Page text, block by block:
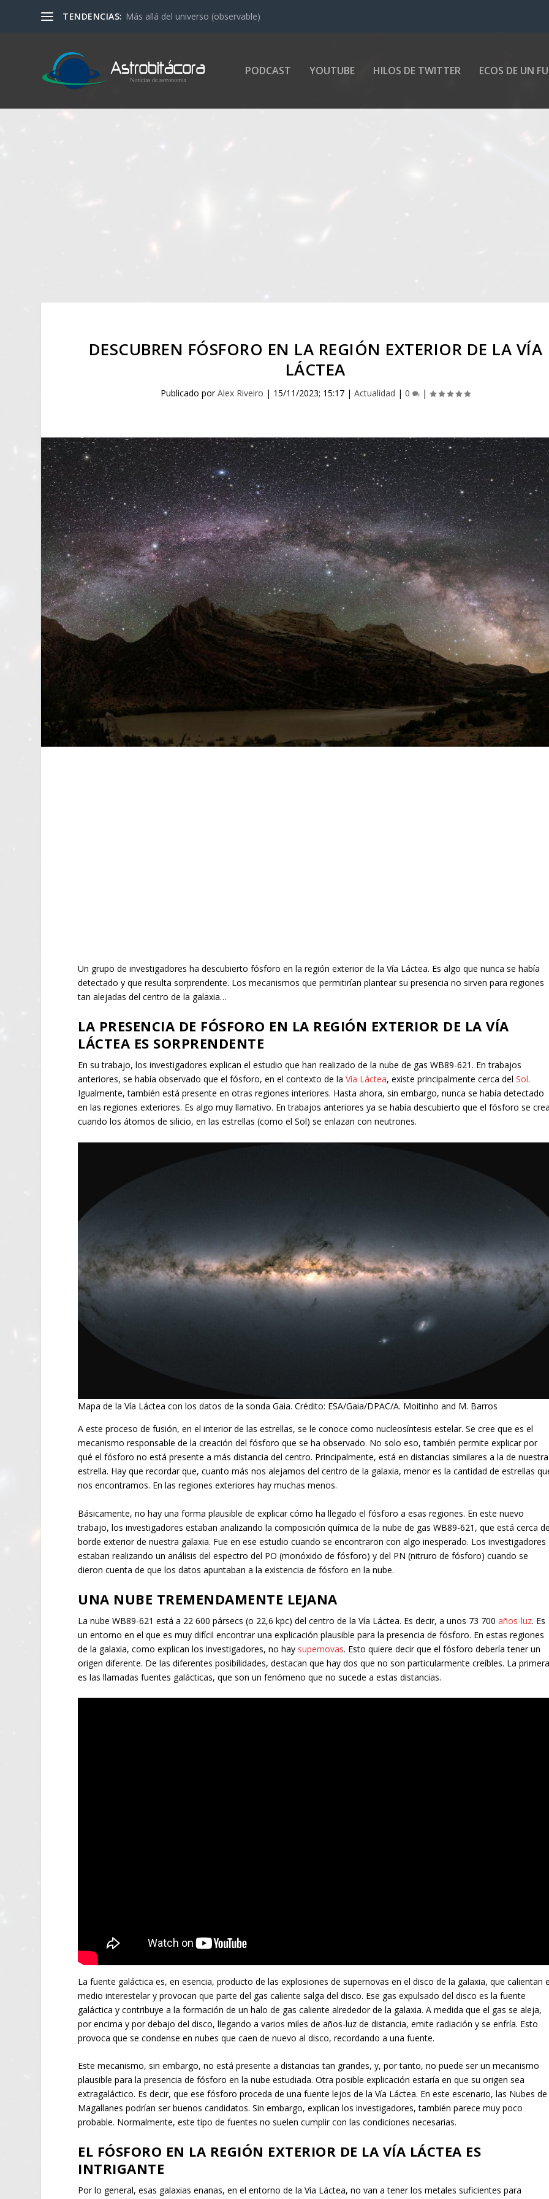
TENDENCIAS: Más allá del universo (observable)
PODCAST YOUTUBE HILOS DE TWITTER ECOS DE UN
DESCUBREN FÓSFORO EN LA REGIÓN EXTERIOR DE LA VÍA
LÁCTEA
Publicado porAlex Riveiro | 15/11/2023; 15:17 |Actualidad |0 |
Un grupo de investigadores ha descubierto fósforo en la región exterior de la Vía Láctea. Es algo que nunca se había
detectado y que resulta sorprendente. Los mecanismos que permitirían plantear su presencia no sirven para regiones
tan alejadas del centro de la galaxia…
LA PRESENCIA DE FÓSFORO EN LA REGIÓN EXTERIOR DE LA VÍA
LÁCTEA ES SORPRENDENTE
En su trabajo, los investigadores explican el estudio que han realizado de la nube de gas WB89-621. En trabajos
anteriores, se había observado que el fósforo, en el contexto de laVía Láctea, existe principalmente cerca delSol.
Igualmente, también está presente en otras regiones interiores. Hasta ahora, sin embargo, nunca se había detectado
en las regiones exteriores. Es algo muy llamativo. En trabajos anteriores ya se había descubierto que el fósforo se
cuando los átomos de silicio, en las estrellas (como el Sol) se enlazan con neutrones.
Mapa de la Vía Láctea con los datos de la sonda Gaia. Crédito: ESA/Gaia/DPAC/A. Moitinho and M. Barros
A este proceso de fusión, en el interior de las estrellas, se le conoce como nucleosíntesis estelar. Se cree que es el
mecanismo responsable de la creación del fósforo que se ha observado. No solo eso, también permite explicar por
qué el fósforo no está presente a más distancia del centro. Principalmente, está en distancias similares a la de nuestra
estrella. Hay que recordar que, cuanto más nos alejamos del centro de la galaxia, menor es la cantidad de estrellas
nos encontramos. En las regiones exteriores hay muchas menos.
Básicamente, no hay una forma plausible de explicar cómo ha llegado el fósforo a esas regiones. En este nuevo
trabajo, los investigadores estaban analizando la composición química de la nube de gas WB89-621, que está cerca
borde exterior de nuestra galaxia. Fue en ese estudio cuando se encontraron con algo inesperado. Los investigadores
estaban realizando un análisis del espectro del PO (monóxido de fósforo) y del PN (nitruro de fósforo) cuando se
dieron cuenta de que los datos apuntaban a la existencia de fósforo en la nube.
UNA NUBE TREMENDAMENTE LEJANA
La nube WB89-621 está a 22 600 pársecs (o 22,6 kpc) del centro de la Vía Láctea. Es decir, a unos 73 700años-luz. Es
un entorno en el que es muy difícil encontrar una explicación plausible para la presencia de fósforo. En estas regiones
de la galaxia, como explican los investigadores, no hay supernovas. Esto quiere decir que el fósforo debería tener un
origen diferente. De las diferentes posibilidades, destacan que hay dos que no son particularmente creíbles. La
es las llamadas fuentes galácticas, que son un fenómeno que no sucede a estas distancias.
La fuente galáctica es, en esencia, producto de las explosiones de supernovas en el disco de la galaxia, que calientan
medio interestelar y provocan que parte del gas caliente salga del disco. Ese gas expulsado del disco es la fuente
galáctica y contribuye a la formación de un halo de gas caliente alrededor de la galaxia. A medida que el gas se aleja,
por encima y por debajo del disco, llegando a varios miles de años-luz de distancia, emite radiación y se enfría. Esto
provoca que se condense en nubes que caen de nuevo al disco, recordando a una fuente.
Este mecanismo, sin embargo, no está presente a distancias tan grandes, y, por tanto, no puede ser un mecanismo
plausible para la presencia de fósforo en la nube estudiada. Otra posible explicación estaría en que su origen sea
extragaláctico. Es decir, que ese fósforo proceda de una fuente lejos de la Vía Láctea. En este escenario, las Nubes de
Magallanes podrían ser buenos candidatos. Sin embargo, explican los investigadores, también parece muy poco
probable. Normalmente, este tipo de fuentes no suelen cumplir con las condiciones necesarias.
EL FÓSFORO EN LA REGIÓN EXTERIOR DE LA VÍA LÁCTEA ES
INTRIGANTE
Por lo general, esas galaxias enanas, en el entorno de la Vía Láctea, no van a tener los metales suficientes para